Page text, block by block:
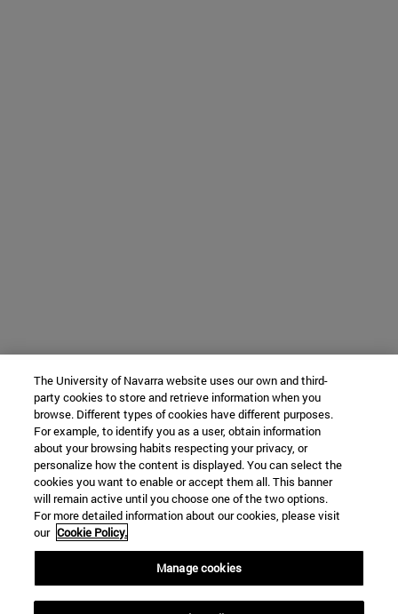
The University of Navarra website uses our own and third-
party cookies to store and retrieve information when you
browse. Different types of cookies have different purposes.
For example, to identify you as a user, obtain information
about your browsing habits respecting your privacy, or
personalize how the content is displayed. You can select the
cookies you want to enable or accept them all. This banner
will remain active until you choose one of the two options.
For more detailed information about our cookies, please visit
our Cookie Policy.
Manage cookies